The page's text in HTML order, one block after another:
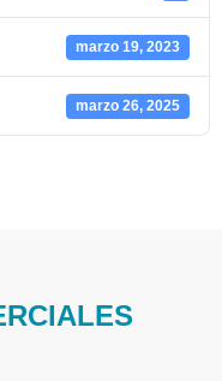
marzo 19, 2023
marzo 26, 2025